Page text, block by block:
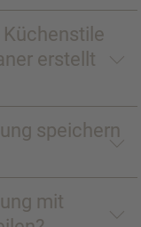
erstellt
speichern
mit